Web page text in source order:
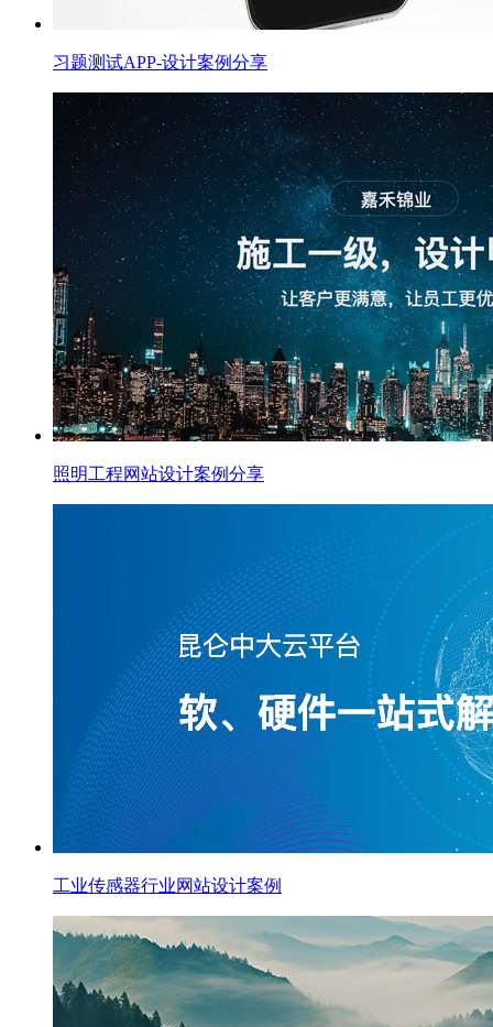
习题测试APP-设计案例分享
照明工程网站设计案例分享
工业传感器行业网站设计案例